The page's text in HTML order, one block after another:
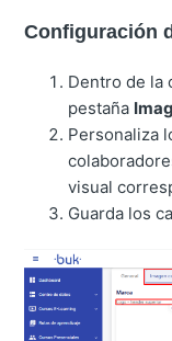
Configuración
Dentro de la
pestaña
Personaliza
visual
Guarda los